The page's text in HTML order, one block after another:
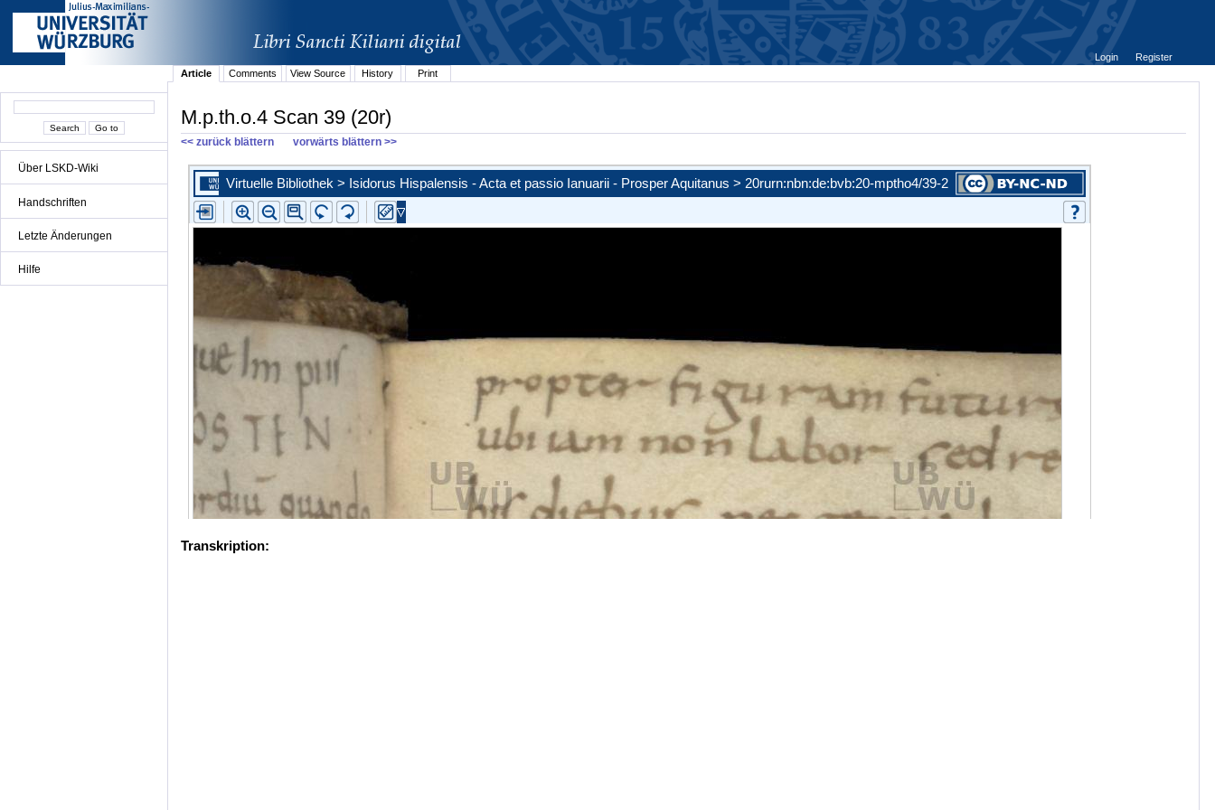
Über LSKD-Wiki
Handschriften
Letzte Änderungen
Hilfe
Login
Register
Article
Comments View Source History Print
M.p.th.o.4 Scan 39 (20r)
<< zurück blättern vorwärts blättern >>
Transkription: